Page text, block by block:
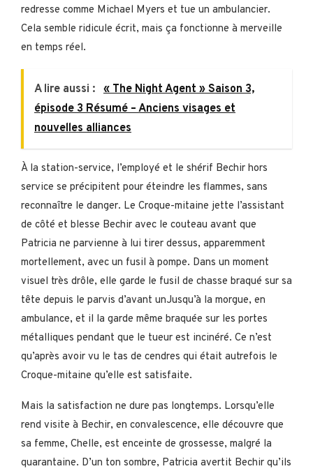
redresse comme Michael Myers et tue un ambulancier.
Cela semble ridicule écrit, mais ça fonctionne à merveille
en temps réel.
A lire aussi : « The Night Agent » Saison 3,
épisode 3 Résumé – Anciens visages et
nouvelles alliances
À la station-service, l’employé et le shérif Bechir hors
service se précipitent pour éteindre les flammes, sans
reconnaître le danger. Le Croque-mitaine jette l’assistant
de côté et blesse Bechir avec le couteau avant que
Patricia ne parvienne à lui tirer dessus, apparemment
mortellement, avec un fusil à pompe. Dans un moment
visuel très drôle, elle garde le fusil de chasse braqué sur sa
tête depuis le parvis d’avant unJusqu’à la morgue, en
ambulance, et il la garde même braquée sur les portes
métalliques pendant que le tueur est incinéré. Ce n’est
qu’après avoir vu le tas de cendres qui était autrefois le
Croque-mitaine qu’elle est satisfaite.
Mais la satisfaction ne dure pas longtemps. Lorsqu’elle
rend visite à Bechir, en convalescence, elle découvre que
sa femme, Chelle, est enceinte de grossesse, malgré la
quarantaine. D’un ton sombre, Patricia avertit Bechir qu’ils